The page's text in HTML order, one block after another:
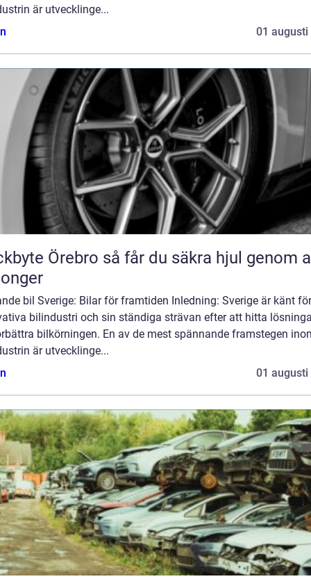
är utvecklinge...
01 augusti
så får du säkra hjul genom alla
bil Sverige: Bilar för framtiden Inledning: Sverige är känt
bilindustri och sin ständiga strävan efter att hitta
bilkörningen. En av de mest spännande framstegen
är utvecklinge...
01 augusti